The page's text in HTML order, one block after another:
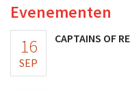
Evenementen
16
SEP
CAPTAINS OF